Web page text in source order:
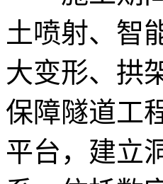
土喷射、智
大变形、拱
保障隧道工
平台，建立